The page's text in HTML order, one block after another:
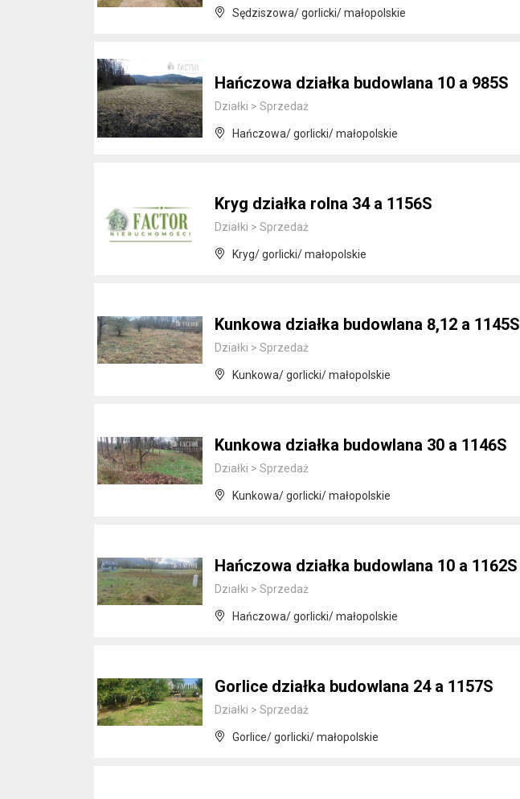
Sędziszowa/ gorlicki/ małopolskie
Hańczowa działka budowlana 10 a 985S
Działki > Sprzedaż
Hańczowa/ gorlicki/ małopolskie
Kryg działka rolna 34 a 1156S
Działki > Sprzedaż
Kryg/ gorlicki/ małopolskie
Kunkowa działka budowlana 8,12 a 1145S
Działki > Sprzedaż
Kunkowa/ gorlicki/ małopolskie
Kunkowa działka budowlana 30 a 1146S
Działki > Sprzedaż
Kunkowa/ gorlicki/ małopolskie
Hańczowa działka budowlana 10 a 1162S
Działki > Sprzedaż
Hańczowa/ gorlicki/ małopolskie
Gorlice działka budowlana 24 a 1157S
Działki > Sprzedaż
Gorlice/ gorlicki/ małopolskie